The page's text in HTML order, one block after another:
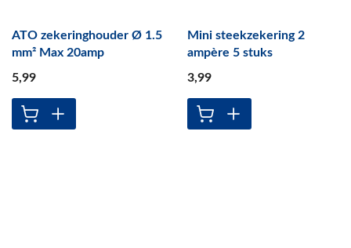
ATO zekeringhouder Ø 1.5
mm² Max 20amp
5,99
Mini steekzekering 2
ampère 5 stuks
3,99